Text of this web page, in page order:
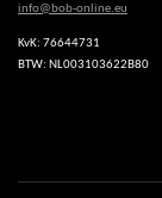
info@bob-online.eu
KvK: 76644731
BTW: NL003103622B80